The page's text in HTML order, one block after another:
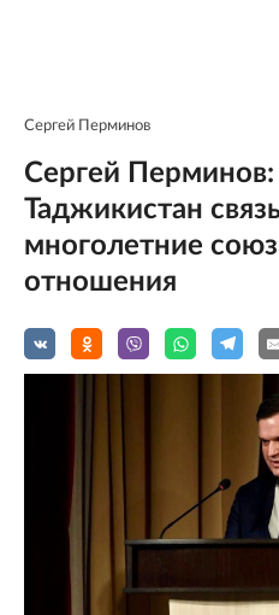
Сергей Перминов
Сергей
Таджикистан
многолетние
отношения